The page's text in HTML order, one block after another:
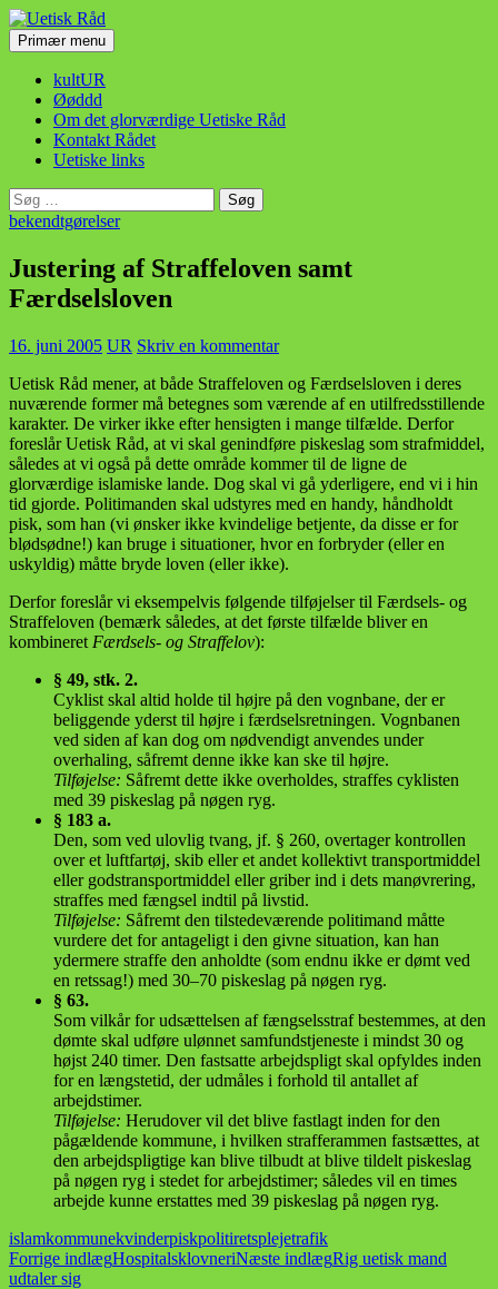
Hop
til
indhold
Uetisk Råd
SøgPrimær menu
kultUR
Øøddd
Om det glorværdige Uetiske Råd
Kontakt Rådet
Uetiske links
Søg
efter:
bekendtgørelser
Justering af Straffeloven samt
Færdselsloven
16. juni 2005 UR Skriv en kommentar
Uetisk Råd mener, at både Straffeloven og Færdselsloven i deres
nuværende former må betegnes som værende af en utilfredsstillende
karakter. De virker ikke efter hensigten i mange tilfælde. Derfor
foreslår Uetisk Råd, at vi skal genindføre piskeslag som strafmiddel,
således at vi også på dette område kommer til de ligne de
glorværdige islamiske lande. Dog skal vi gå yderligere, end vi i hin
tid gjorde. Politimanden skal udstyres med en handy, håndholdt
pisk, som han (vi ønsker ikke kvindelige betjente, da disse er for
blødsødne!) kan bruge i situationer, hvor en forbryder (eller en
uskyldig) måtte bryde loven (eller ikke).
Derfor foreslår vi eksempelvis følgende tilføjelser til Færdsels- og
Straffeloven (bemærk således, at det første tilfælde bliver en
kombineret Færdsels- og Straffelov):
§ 49, stk. 2.
Cyklist skal altid holde til højre på den vognbane, der er
beliggende yderst til højre i færdselsretningen. Vognbanen
ved siden af kan dog om nødvendigt anvendes under
overhaling, såfremt denne ikke kan ske til højre.
Tilføjelse: Såfremt dette ikke overholdes, straffes cyklisten
med 39 piskeslag på nøgen ryg.
§ 183 a.
Den, som ved ulovlig tvang, jf. § 260, overtager kontrollen
over et luftfartøj, skib eller et andet kollektivt transportmiddel
eller godstransportmiddel eller griber ind i dets manøvrering,
straffes med fængsel indtil på livstid.
Tilføjelse: Såfremt den tilstedeværende politimand måtte
vurdere det for antageligt i den givne situation, kan han
ydermere straffe den anholdte (som endnu ikke er dømt ved
en retssag!) med 30–70 piskeslag på nøgen ryg.
§ 63.
Som vilkår for udsættelsen af fængselsstraf bestemmes, at den
dømte skal udføre ulønnet samfundstjeneste i mindst 30 og
højst 240 timer. Den fastsatte arbejdspligt skal opfyldes inden
for en længstetid, der udmåles i forhold til antallet af
arbejdstimer.
Tilføjelse: Herudover vil det blive fastlagt inden for den
pågældende kommune, i hvilken strafferammen fastsættes, at
den arbejdspligtige kan blive tilbudt at blive tildelt piskeslag
på nøgen ryg i stedet for arbejdstimer; således vil en times
arbejde kunne erstattes med 39 piskeslag på nøgen ryg.
islamkommunekvinderpiskpolitiretsplejetrafik
Indlægsnavigation
Forrige indlægHospitalsklovneriNæste indlægRig uetisk mand
udtaler sig